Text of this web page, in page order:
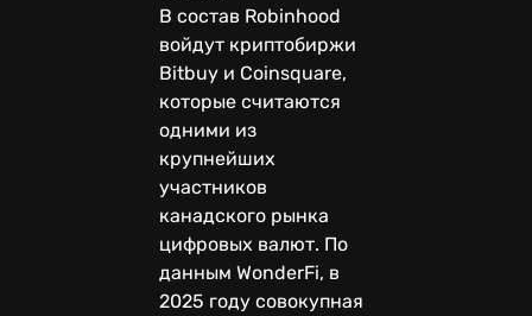
В состав Robinhood
войдут криптобиржи
Bitbuy и Coinsquare,
которые считаются
одними из
крупнейших
участников
канадского рынка
цифровых валют. По
данным WonderFi, в
2025 году совокупная